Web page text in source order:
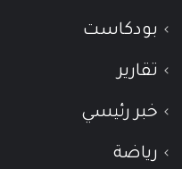
بودكاست
تقارير
خبر رئيسي
رياضة